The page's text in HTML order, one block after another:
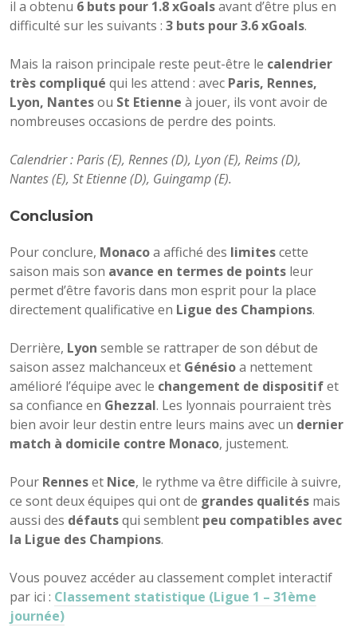
il a obtenu 6 buts pour 1.8 xGoalsavant d’être plus en
difficulté sur les suivants : 3 buts pour 3.6 xGoals.
Mais la raison principale reste peut-être le calendrier
très compliqué qui les attend : avec Paris, Rennes,
Lyon, Nantesou St Etienne à jouer, ils vont avoir de
nombreuses occasions de perdre des points.
Calendrier : Paris (E), Rennes (D), Lyon (E), Reims (D),
Nantes (E), St Etienne (D), Guingamp (E).
Conclusion
Pour conclure, Monacoa affiché des limitescette
saison mais son avance en termes de points leur
permet d’être favoris dans mon esprit pour la place
directement qualificative en Ligue des Champions.
Derrière, Lyon semble se rattraper de son début de
saison assez malchanceux et Génésioa nettement
amélioré l’équipe avec le changement de dispositifet
sa confiance en Ghezzal. Les lyonnais pourraient très
bien avoir leur destin entre leurs mains avec un dernier
match à domicile contre Monaco, justement.
Pour Renneset Nice, le rythme va être difficile à suivre,
ce sont deux équipes qui ont de grandes qualités mais
aussi des défautsqui semblent peu compatibles avec
la Ligue des Champions.
Vous pouvez accéder au classement complet interactif
par ici : Classement statistique (Ligue 1 – 31ème
journée)